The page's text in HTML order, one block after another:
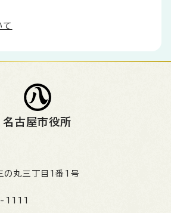
て
名古屋市役所
の丸三丁目1番1号